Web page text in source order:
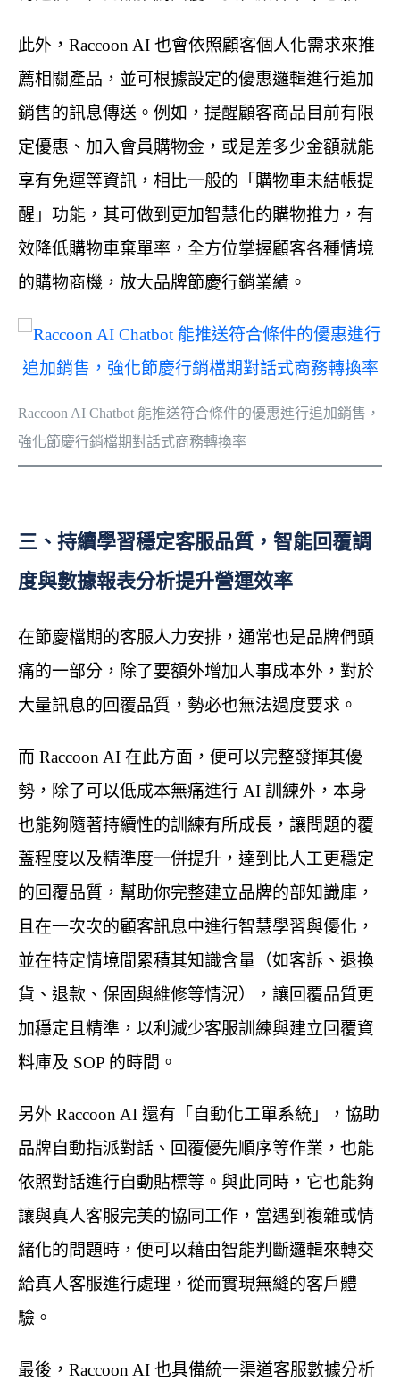
此外，Raccoon AI 也會依照顧客個人化需求來推
薦相關產品，並可根據設定的優惠邏輯進行追加
銷售的訊息傳送。例如，提醒顧客商品目前有限
定優惠、加入會員購物金，或是差多少金額就能
享有免運等資訊，相比一般的「購物車未結帳提
醒」功能，其可做到更加智慧化的購物推力，有
效降低購物車棄單率，全方位掌握顧客各種情境
的購物商機，放大品牌節慶行銷業績。
Raccoon AI Chatbot 能推送符合條件的優惠進行追加銷售，
強化節慶行銷檔期對話式商務轉換率
三、持續學習穩定客服品質，智能回覆調
度與數據報表分析提升營運效率
在節慶檔期的客服人力安排，通常也是品牌們頭
痛的一部分，除了要額外增加人事成本外，對於
大量訊息的回覆品質，勢必也無法過度要求。
而 Raccoon AI 在此方面，便可以完整發揮其優
勢，除了可以低成本無痛進行 AI 訓練外，本身
也能夠隨著持續性的訓練有所成長，讓問題的覆
蓋程度以及精準度一併提升，達到比人工更穩定
的回覆品質，幫助你完整建立品牌的部知識庫，
且在一次次的顧客訊息中進行智慧學習與優化，
並在特定情境間累積其知識含量（如客訴、退換
貨、退款、保固與維修等情況），讓回覆品質更
加穩定且精準，以利減少客服訓練與建立回覆資
料庫及 SOP 的時間。
另外 Raccoon AI 還有「自動化工單系統」，協助
品牌自動指派對話、回覆優先順序等作業，也能
依照對話進行自動貼標等。與此同時，它也能夠
讓與真人客服完美的協同工作，當遇到複雜或情
緒化的問題時，便可以藉由智能判斷邏輯來轉交
給真人客服進行處理，從而實現無縫的客戶體
驗。
最後，Raccoon AI 也具備統一渠道客服數據分析